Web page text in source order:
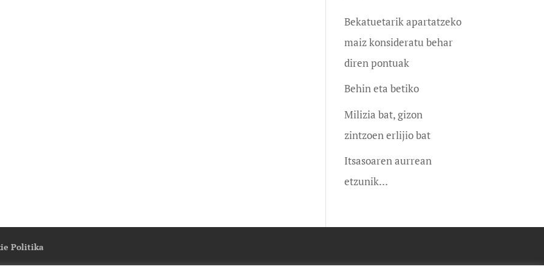
Bekatuetarik apartatzeko
maiz konsideratu behar
diren pontuak
Behin eta betiko
Milizia bat, gizon
zintzoen erlijio bat
Itsasoaren aurrean
etzunik…
Politika